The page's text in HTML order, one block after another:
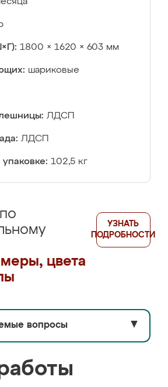
1800 × 1620 × 603 мм
шариковые
ЛДСП
ЛДСП
102,5 кг
цвета
УЗНАТЬ
ПОДРОБНОСТИ
вопросы ▼